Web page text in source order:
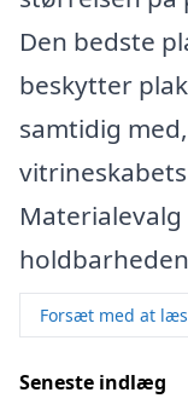
Den bedste
beskytter
samtidig
Forsæt med at
Seneste indlæg